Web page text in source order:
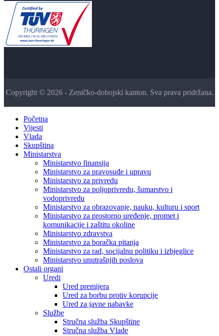
Copyright © 2026 - Zeničko-dobojski kanton. Sva prava pridržana.
Početna
Vijesti
Vlada
Skupština
Ministarstva
Ministarstvo finansija
Ministarstvo za pravosuđe i upravu
Ministarstvo za privredu
Ministarstvo za poljoprivredu, šumarstvo i
vodoprivredu
Ministarstvo za obrazovanje, nauku, kulturu i sport
Ministarstvo za prostorno uređenje, promet i
komunikacije i zaštitu okoline
Ministarstvo zdravstva
Ministarstvo za boračka pitanja
Ministarstvo za rad, socijalnu politiku i izbjeglice
Ministarstvo unutrašnjih poslova
Ostali organi
Uredi
Ured premijera
Ured za borbu protiv korupcije
Ured za javne nabavke
Službe
Stručna služba Skupštine
Stručna služba Vlade